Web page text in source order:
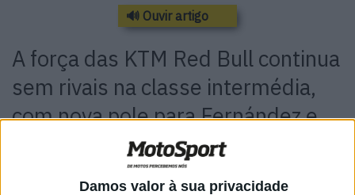
Damos valor à sua privacidade
🔊 Ouvir artigo
A força das KTM Red Bull continua
sem rivais na classe intermédia,
com nova pole para Fernández e
Gardner a 3 décimas
Após uma primeira sessão de qualificação que foi